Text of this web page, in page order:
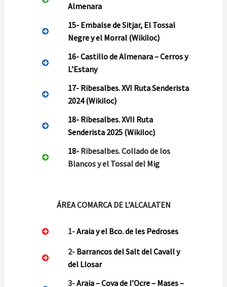
Almenara
15- Embalse de Sitjar, El Tossal
Negre y el Morral (Wikiloc)
16-Castillo de Almenara – Cerros y
L’Estany
17- Ribesalbes. XVI RutaSenderista
2024(Wikiloc)
18- Ribesalbes. XVII Ruta
Senderista 2025 (Wikiloc)
18- Ribesalbes. Collado de los
Blancos y el Tossal del Mig
ÁREA COMARCA DE L’ALCALATEN
1-Araia y el Bco. de les Pedroses
2- Barrancos del Salt del Cavall y
del Llosar
3-Araia – Cova de l’Ocre – Mases –